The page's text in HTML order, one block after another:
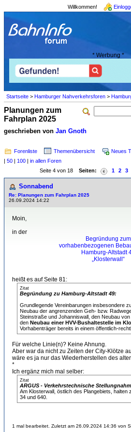
Willkommen!
* Werbung *
Startseite > Hamburger Nahverkehrsforen >
Planungen zum
Fahrplan 2025
geschrieben von Jan Gnoth
Forenliste Themenübersicht Neues
| 50 | 100 | in allen Foren
Seite 4 von 18 Seiten: 1 2 3
Sonnabend
Re: Planungen zum Fahrplan 2025
26.09.2024 14:22
Moin,
in der
Begründung zum
vorhabenbezogenen
Hamburg-Altstadt
„Klosterwall“
heißt es auf Seite 81:
Zitat
Begründung zu Hamburg-Altstadt 49:
Grundlegende Vereinbarungen insbesondere
Neubau der angrenzenden Geh- bzw.
Steinstraße und Johanniswall, den Neubau
den Neubau einer HVV-Bushaltestelle im
Vorhabenträger bereits in einem öffentlich-
Für welche Linie(n)? Keine Ahnung.
Aber war da nicht zu Zeiten der City-Klötze
wäre es ja nur das Wiederherstellen des
*
Ich ergänz mich mal selber:
Zitat
ARGUS - Verkehrstechnische
Am Klosterwall, östlich des Plangebiets, halten
34 und 640.
1 mal bearbeitet. Zuletzt am 26.09.2024 14:36 von